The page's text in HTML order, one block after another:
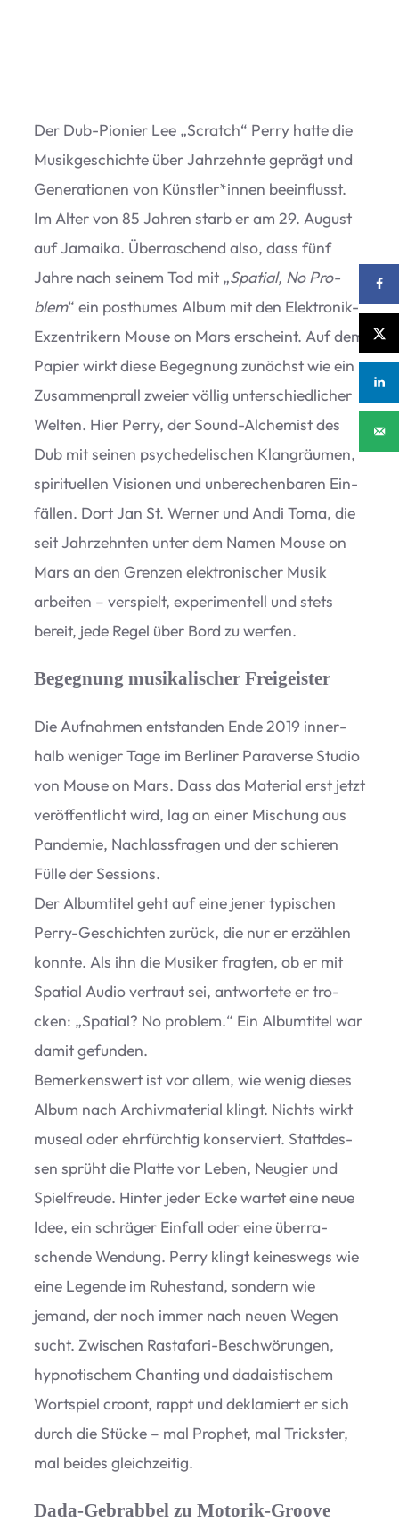
Der Dub-Pio­nier Lee „Scratch“ Perry hatte die
Musik­ge­schichte über Jahr­zehnte geprägt und
Gene­ra­tio­nen von Künstler*innen beein­flusst.
Im Alter von 85 Jah­ren starb er am 29. August
auf Jamaika. Über­ra­schend also, dass fünf
Jahre nach sei­nem Tod mit „Spa­tial, No Pro­
blem“ ein post­hu­mes Album mit den Elek­tro­nik-
Exzen­tri­kern Mouse on Mars erscheint. Auf dem
Papier wirkt diese Begeg­nung zunächst wie ein
Zusam­men­prall zweier völ­lig unter­schied­li­cher
Wel­ten. Hier Perry, der Sound-Alche­mist des
Dub mit sei­nen psy­che­de­li­schen Klang­räu­men,
spi­ri­tu­el­len Visio­nen und unbe­re­chen­ba­ren Ein­
fäl­len. Dort Jan St. Wer­ner und Andi Toma, die
seit Jahr­zehn­ten unter dem Namen Mouse on
Mars an den Gren­zen elek­tro­ni­scher Musik
arbei­ten – ver­spielt, expe­ri­men­tell und stets
bereit, jede Regel über Bord zu werfen.
Begegnung musikalischer Freigeister
Die Auf­nah­men ent­stan­den Ende 2019 inner­
halb weni­ger Tage im Ber­li­ner Para­verse Stu­dio
von Mouse on Mars. Dass das Mate­rial erst jetzt
ver­öf­fent­licht wird, lag an einer Mischung aus
Pan­de­mie, Nach­lass­fra­gen und der schie­ren
Fülle der Ses­si­ons.
Der Album­ti­tel geht auf eine jener typi­schen
Perry-Geschich­ten zurück, die nur er erzäh­len
konnte. Als ihn die Musi­ker frag­ten, ob er mit
Spa­tial Audio ver­traut sei, ant­wor­tete er tro­
cken: „Spa­tial? No pro­blem.“ Ein Album­ti­tel war
damit gefun­den.
Bemer­kens­wert ist vor allem, wie wenig die­ses
Album nach Archiv­ma­te­rial klingt. Nichts wirkt
museal oder ehr­fürch­tig kon­ser­viert. Statt­des­
sen sprüht die Platte vor Leben, Neu­gier und
Spiel­freude. Hin­ter jeder Ecke war­tet eine neue
Idee, ein schrä­ger Ein­fall oder eine über­ra­
schende Wen­dung. Perry klingt kei­nes­wegs wie
eine Legende im Ruhe­stand, son­dern wie
jemand, der noch immer nach neuen Wegen
sucht. Zwi­schen Ras­ta­fari-Beschwö­run­gen,
hyp­no­ti­schem Chan­ting und dada­is­ti­schem
Wort­spiel croont, rappt und dekla­miert er sich
durch die Stü­cke – mal Pro­phet, mal Tricks­ter,
mal bei­des gleichzeitig.
Dada-Gebrabbel zu Motorik-Groove